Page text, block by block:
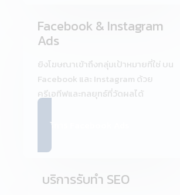
Facebook & Instagram
Ads
ยิงโฆษณาเข้าถึงกลุ่มเป้าหมายที่ใช่ บน
Facebook และ Instagram ด้วย
ครีเอทีฟและกลยุทธ์ที่วัดผลได้
ดูบริการ Facebook Ads
บริการรับทำ SEO